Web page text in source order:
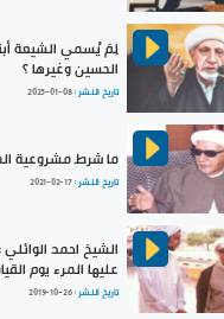
لِمَ يُسمي الشيعة
الحسين وغيرها ؟
تاريخ النشر :2025-01-08
ما شرط مشروعية
تاريخ النشر :2021-02-17
الشيخ احمد
عليها المرء يوم
تاريخ النشر :2019-10-26